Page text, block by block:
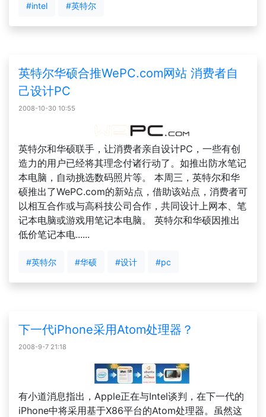
#intel #英特尔
英特尔华硕合推WePC.com网站 消费者自
己设计PC
2008-10-30 10:55
英特尔和华硕联手，让消费者亲自设计PC，一些有创
造力的用户已经将其理念付诸行动了。如推出防水笔记
本电脑，自动挑选数码照片等。 本周三，英特尔和华
硕推出了WePC.com的新站点，借助该站点，消费者可
以相互合作或与高科技公司合作，共同设计上网本、笔
记本电脑或游戏用笔记本电脑。 英特尔和华硕因推出
低价笔记本电......
#英特尔 #华硕 #设计 #pc
下一代iPhone采用Atom处理器？
2008-9-7 21:18
有小道消息指出，Apple正在与Intel谈判，在下一代的
iPhone中将采用基于X86平台的Atom处理器。虽然这